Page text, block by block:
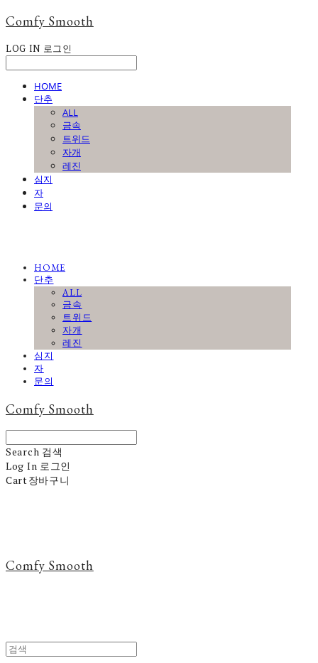
Comfy Smooth
LOG IN 로그인
HOME
단추
ALL
금속
트위드
자개
레진
심지
자
문의
HOME
단추
ALL
금속
트위드
자개
레진
심지
자
문의
Comfy Smooth
Search 검색
Log In 로그인
Cart장바구니
Comfy Smooth